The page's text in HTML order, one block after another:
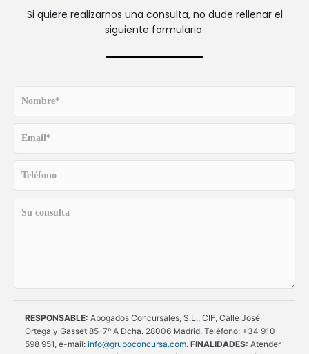
Si quiere realizarnos una consulta, no dude rellenar el
siguiente formulario:
RESPONSABLE: Abogados Concursales, S.L., CIF, Calle José
Ortega y Gasset 85-7º A Dcha. 28006 Madrid. Teléfono: +34 910
598 951, e-mail: info@grupoconcursa.com. FINALIDADES: Atender